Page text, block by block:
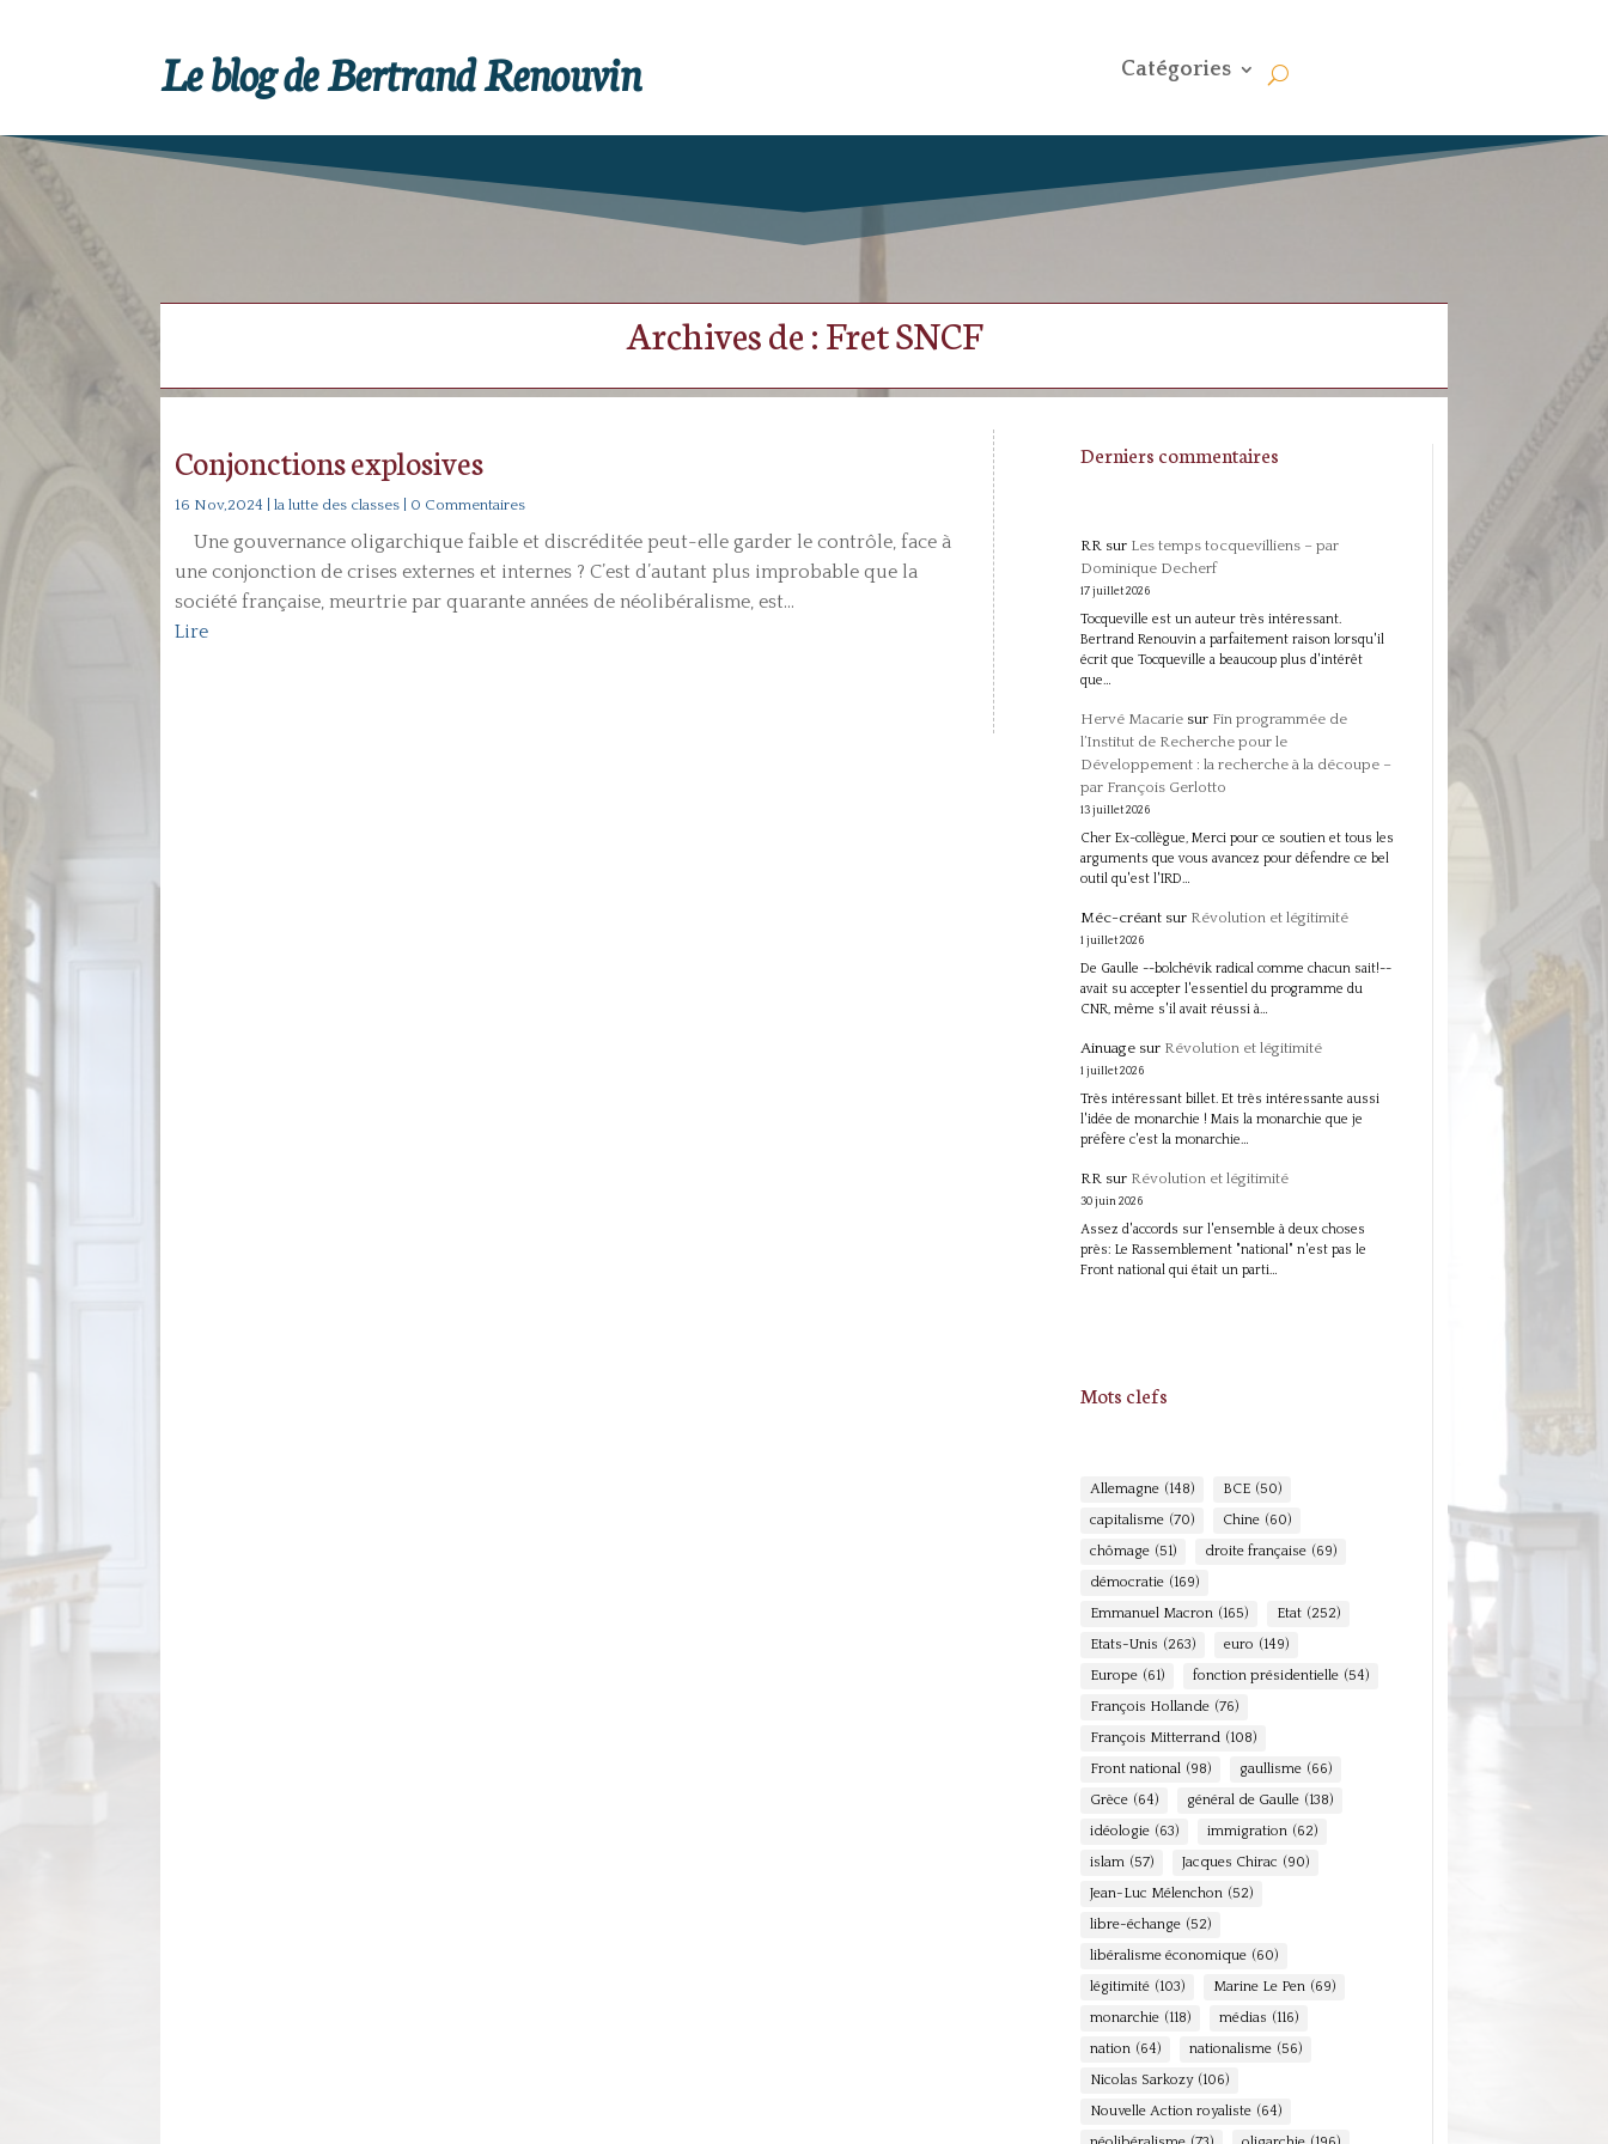
Le blog de Bertrand Renouvin Catégories
Archives de : Fret SNCF
Conjonctions explosives
16 Nov,2024 |la lutte des classes | 0 Commentaires
Une gouvernance oligarchique faible et discréditée peut-elle garder le contrôle, face à
une conjonction de crises externes et internes ? C’est d’autant plus improbable que la
société française, meurtrie par quarante années de néolibéralisme, est...
Lire
Derniers commentaires
RRsur Les temps tocquevilliens – par
Dominique Decherf
17 juillet 2026
Tocqueville est un auteur très intéressant.
Bertrand Renouvin a parfaitement raison lorsqu'il
écrit que Tocqueville a beaucoup plus d'intérêt
que…
Hervé Macariesur Fin programmée de
l’Institut de Recherche pour le
Développement : la recherche à la découpe –
par François Gerlotto
13 juillet 2026
Cher Ex-collègue, Merci pour ce soutien et tous les
arguments que vous avancez pour défendre ce bel
outil qu'est l'IRD…
Méc-créantsur Révolution et légitimité
1 juillet 2026
De Gaulle --bolchévik radical comme chacun sait!--
avait su accepter l'essentiel du programme du
CNR, même s'il avait réussi à…
Ainuagesur Révolution et légitimité
1 juillet 2026
Très intéressant billet. Et très intéressante aussi
l'idée de monarchie ! Mais la monarchie que je
préfère c'est la monarchie…
RRsur Révolution et légitimité
30 juin 2026
Assez d'accords sur l'ensemble à deux choses
près: Le Rassemblement "national" n'est pas le
Front national qui était un parti…
Mots clefs
Allemagne (148) BCE (50)
capitalisme (70) Chine (60)
chômage (51) droite française (69)
démocratie (169)
Emmanuel Macron (165) Etat (252)
Etats-Unis (263) euro (149)
Europe (61) fonction présidentielle (54)
François Hollande (76)
François Mitterrand (108)
Front national (98) gaullisme (66)
Grèce (64) général de Gaulle (138)
idéologie (63) immigration (62)
islam (57) Jacques Chirac (90)
Jean-Luc Mélenchon (52)
libre-échange (52)
libéralisme économique (60)
légitimité (103) Marine Le Pen (69)
monarchie (118) médias (116)
nation (64) nationalisme (56)
Nicolas Sarkozy (106)
Nouvelle Action royaliste (64)